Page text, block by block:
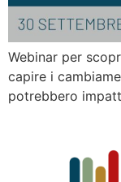
Webinar per
capire i
potrebbero